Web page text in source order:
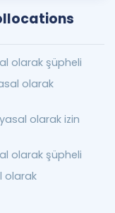
olarak şüpheli
olarak
olarak izin
olarak şüpheli
olarak